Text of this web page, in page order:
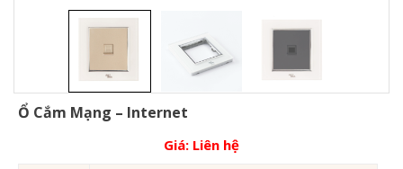
Ổ Cắm Mạng – Internet
Giá: Liên hệ